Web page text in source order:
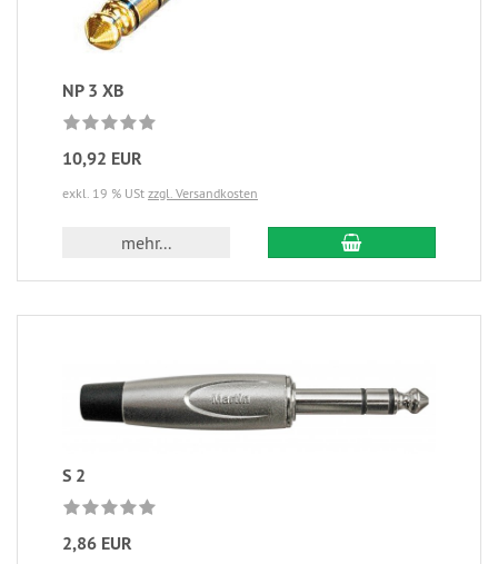
NP 3 XB
10,92 EUR
exkl. 19 % USt zzgl. Versandkosten
mehr...
S 2
2,86 EUR